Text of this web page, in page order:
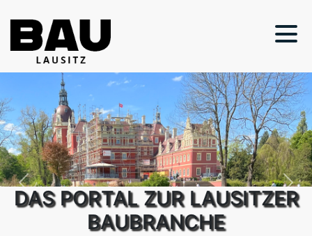
DAS PORTAL ZUR LAUSITZER
BAUBRANCHE
Previous Next